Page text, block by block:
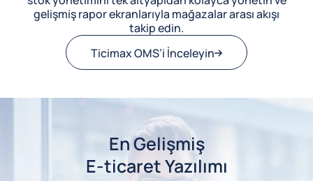
gelişmiş rapor ekranlarıyla mağazalar arası akışı
takip edin.
Ticimax OMS’i İnceleyin
En Gelişmiş
E-ticaret Yazılımı